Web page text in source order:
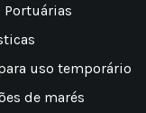
Portuárias
uso temporário
de marés